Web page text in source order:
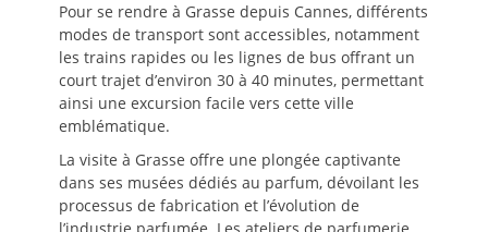
Pour se rendre à Grasse depuis Cannes, différents
modes de transport sont accessibles, notamment
les trains rapides ou les lignes de bus offrant un
court trajet d’environ 30 à 40 minutes, permettant
ainsi une excursion facile vers cette ville
emblématique.
La visite à Grasse offre une plongée captivante
dans ses musées dédiés au parfum, dévoilant les
processus de fabrication et l’évolution de